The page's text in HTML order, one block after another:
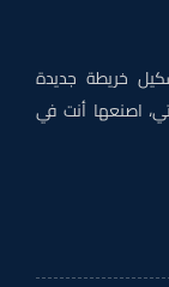
خريطة جديدة
اصنعها أنت في